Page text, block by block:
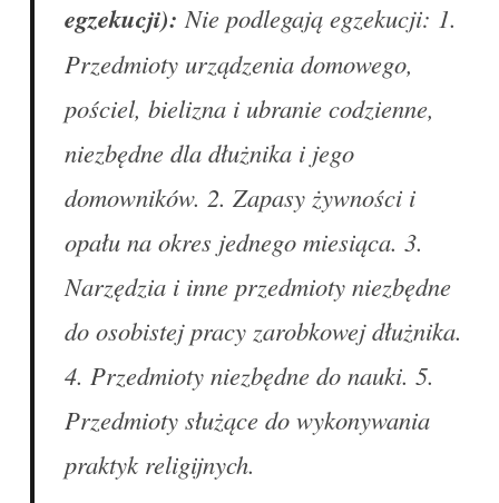
egzekucji): Nie podlegają egzekucji: 1.
Przedmioty urządzenia domowego,
pościel, bielizna i ubranie codzienne,
niezbędne dla dłużnika i jego
domowników. 2. Zapasy żywności i
opału na okres jednego miesiąca. 3.
Narzędzia i inne przedmioty niezbędne
do osobistej pracy zarobkowej dłużnika.
4. Przedmioty niezbędne do nauki. 5.
Przedmioty służące do wykonywania
praktyk religijnych.